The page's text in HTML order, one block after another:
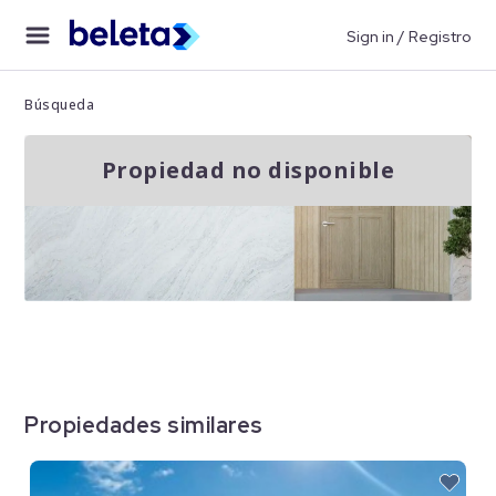
Sign in / Registro
Búsqueda
Propiedad no disponible
Propiedades similares